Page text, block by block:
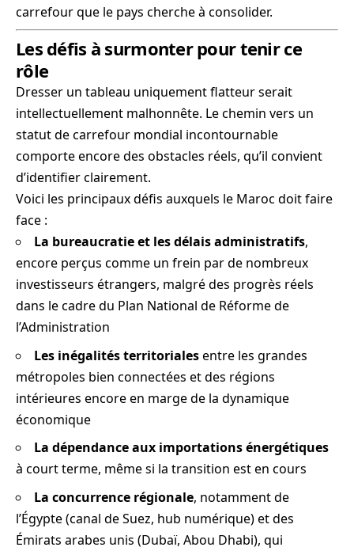
carrefour que le pays cherche à consolider.
Les défis à surmonter pour tenir ce
rôle
Dresser un tableau uniquement flatteur serait
intellectuellement malhonnête. Le chemin vers un
statut de carrefour mondial incontournable
comporte encore des obstacles réels, qu’il convient
d’identifier clairement.
Voici les principaux défis auxquels le Maroc doit faire
face :
La bureaucratie et les délais administratifs,
encore perçus comme un frein par de nombreux
investisseurs étrangers, malgré des progrès réels
dans le cadre du Plan National de Réforme de
l’Administration
Les inégalités territorialesentre les grandes
métropoles bien connectées et des régions
intérieures encore en marge de la dynamique
économique
La dépendance aux importations énergétiques
à court terme, même si la transition est en cours
La concurrence régionale, notamment de
l’Égypte (canal de Suez, hub numérique) et des
Émirats arabes unis (Dubaï, Abou Dhabi), qui